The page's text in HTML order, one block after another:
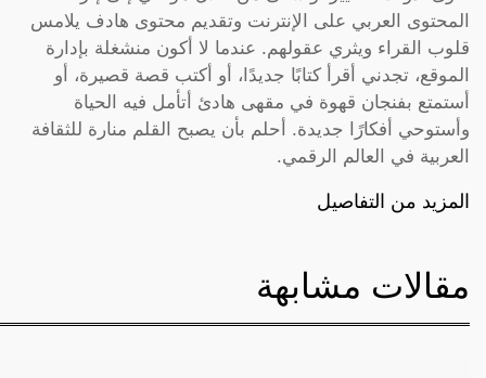
المحتوى العربي على الإنترنت وتقديم محتوى هادف يلامس
قلوب القراء ويثري عقولهم. عندما لا أكون منشغلة بإدارة
الموقع، تجدني أقرأ كتابًا جديدًا، أو أكتب قصة قصيرة، أو
أستمتع بفنجان قهوة في مقهى هادئ أتأمل فيه الحياة
وأستوحي أفكارًا جديدة. أحلم بأن يصبح القلم منارة للثقافة
العربية في العالم الرقمي.
المزيد من التفاصيل
مقالات مشابهة